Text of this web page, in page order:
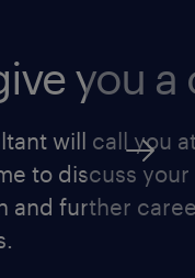
you a
will call you
to discuss your
and further